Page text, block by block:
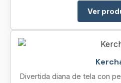
Ver
Divertida diana de tela con